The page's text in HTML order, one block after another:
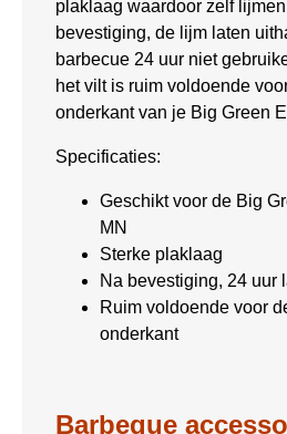
plaklaag waardoor zelf
bevestiging, de lijm laten
barbecue 24 uur niet
het vilt is ruim voldoende
onderkant van je Big Green
Specificaties:
Geschikt voor de Big
MN
Sterke plaklaag
Na bevestiging, 24 uur
Ruim voldoende voor
onderkant
Barbeque